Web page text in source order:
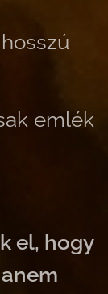
emlék
el, hogy